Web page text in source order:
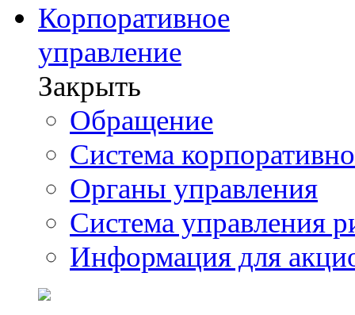
Корпоративное
управление
Закрыть
Обращение
Система
Органы управления
Система управления
Информация для